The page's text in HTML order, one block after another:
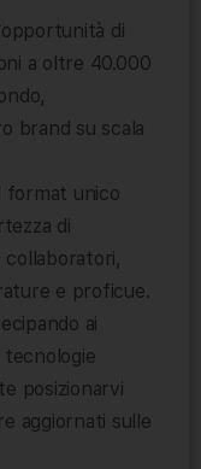
di
a oltre 40.000
brand su scala
format unico
di
e proficue.
ai
posizionarvi
aggiornati sulle